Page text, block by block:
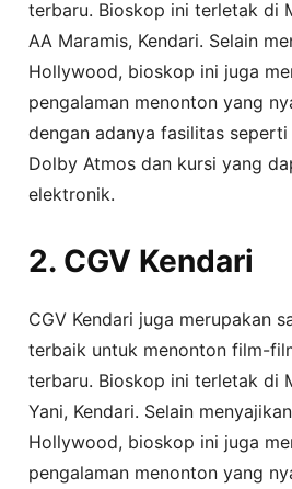
terbaru. Bioskop ini terletak di
AA Maramis, Kendari. Selain
Hollywood, bioskop ini juga
pengalaman menonton yang
dengan adanya fasilitas
Dolby Atmos dan kursi yang
elektronik.
2. CGV Kendari
CGV Kendari juga merupakan
terbaik untuk menonton film-
terbaru. Bioskop ini terletak di
Yani, Kendari. Selain
Hollywood, bioskop ini juga
pengalaman menonton yang